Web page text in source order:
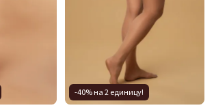
-40% на 2 единицу!